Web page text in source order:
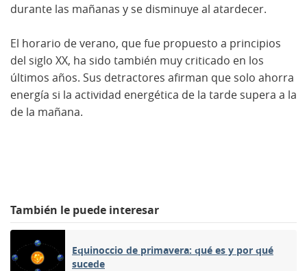
durante las mañanas y se disminuye al atardecer.
El horario de verano, que fue propuesto a principios
del siglo XX, ha sido también muy criticado en los
últimos años. Sus detractores afirman que solo ahorra
energía si la actividad energética de la tarde supera a la
de la mañana.
También le puede interesar
Equinoccio de primavera: qué es y por qué
sucede